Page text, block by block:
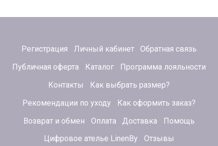
Регистрация Личный кабинет
Обратная связь
Публичная оферта
Каталог
Программа лояльности
Контакты
Как выбрать размер?
Рекомендации по уходу
Как оформить заказ?
Возврат и обмен
Оплата Доставка
Помощь
Цифровое ателье LinenBy
Отзывы